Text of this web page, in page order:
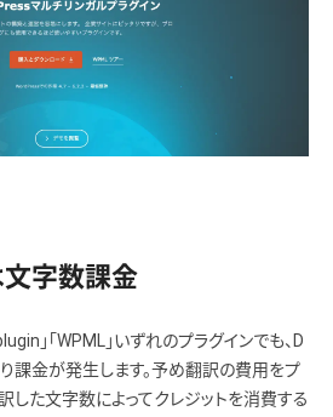
字数課金
」「WPML」いずれのプラグインでも、D
課金が発生します。予め翻訳の費用をプ
した文字数によってクレジットを消費する